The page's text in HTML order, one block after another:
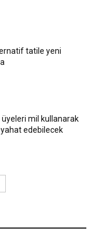
tatile yeni
mil kullanarak
edebilecek